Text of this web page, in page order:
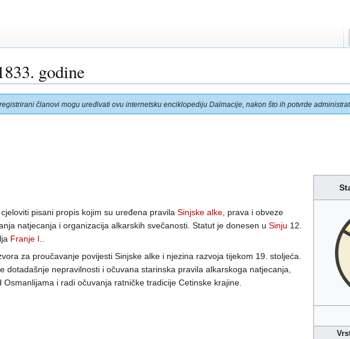
godine
članovi mogu uređivati ovu internetsku enciklopediju Dalmacije, nakon što ih potvrde
pisani propis kojim su uređena pravila Sinjske alke, prava i obveze
natjecanja i organizacija alkarskih svečanosti. Statut je donesen u Sinju 12.
Franje I..
za proučavanje povijesti Sinjske alke i njezina razvoja tijekom 19. stoljeća.
dotadašnje nepravilnosti i očuvana starinska pravila alkarskoga natjecanja,
i radi očuvanja ratničke tradicije Cetinske krajine.